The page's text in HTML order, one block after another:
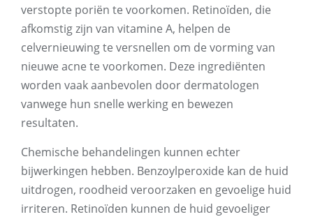
verstopte poriën te voorkomen. Retinoïden, die
afkomstig zijn van vitamine A, helpen de
celvernieuwing te versnellen om de vorming van
nieuwe acne te voorkomen. Deze ingrediënten
worden vaak aanbevolen door dermatologen
vanwege hun snelle werking en bewezen
resultaten.
Chemische behandelingen kunnen echter
bijwerkingen hebben. Benzoylperoxide kan de huid
uitdrogen, roodheid veroorzaken en gevoelige huid
irriteren. Retinoïden kunnen de huid gevoeliger